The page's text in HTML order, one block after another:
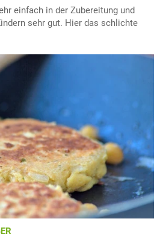
einfach in der Zubereitung und
sehr gut. Hier das schlichte